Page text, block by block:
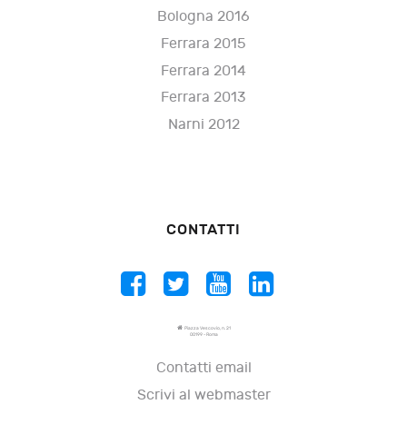
Bologna 2016
Ferrara 2015
Ferrara 2014
Ferrara 2013
Narni 2012
CONTATTI
Piazza Vescovio, n. 21
00199 - Roma
Contatti email
Scrivi al webmaster